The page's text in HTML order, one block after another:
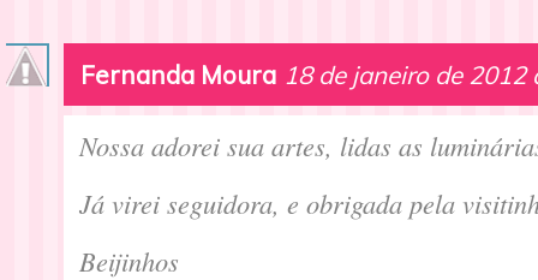
Fernanda Moura 18 de janeiro de 2012
Nossa adorei sua artes, lidas as
Já virei seguidora, e obrigada pela
Beijinhos